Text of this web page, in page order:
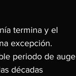
termina y el
excepción.
periodo de auge
décadas